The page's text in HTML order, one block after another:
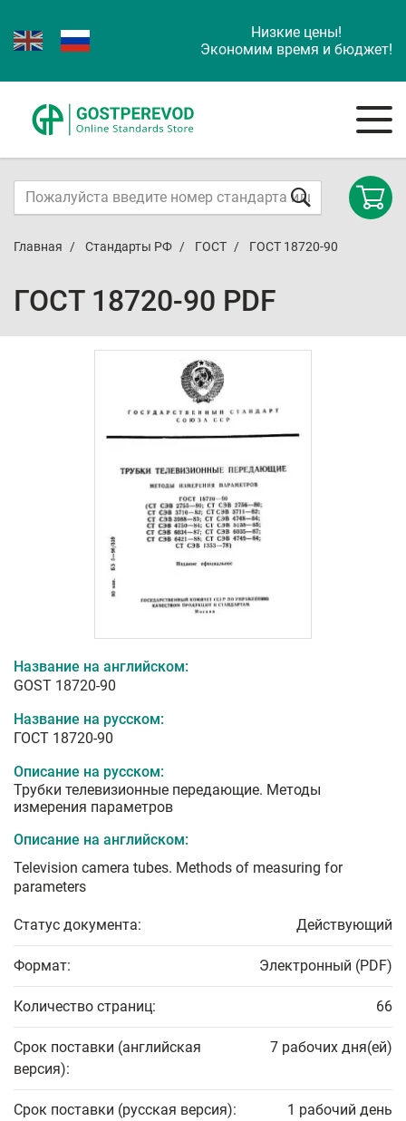
Низкие цены!
Экономим время и бюджет!
Главная Стандарты РФ ГОСТ ГОСТ 18720-90
ГОСТ 18720-90 PDF
Название на английском:
GOST 18720-90
Название на русском:
ГОСТ 18720-90
Описание на русском:
Трубки телевизионные передающие. Методы
измерения параметров
Описание на английском:
Television camera tubes. Methods of measuring for
parameters
Статус документа: Действующий
Формат: Электронный (PDF)
Количество страниц: 66
Срок поставки (английская
версия):
7 рабочих дня(ей)
Срок поставки (русская версия): 1 рабочий день